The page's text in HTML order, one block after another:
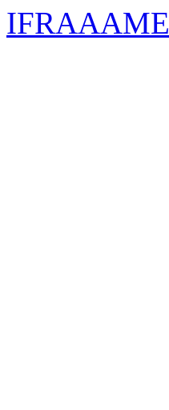
IFRAAAME